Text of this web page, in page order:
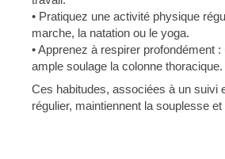
• Pratiquez une activité physique
marche, la natation ou le yoga.
• Apprenez à respirer profondément
ample soulage la colonne thoracique.
Ces habitudes, associées à un suivi
régulier, maintiennent la souplesse